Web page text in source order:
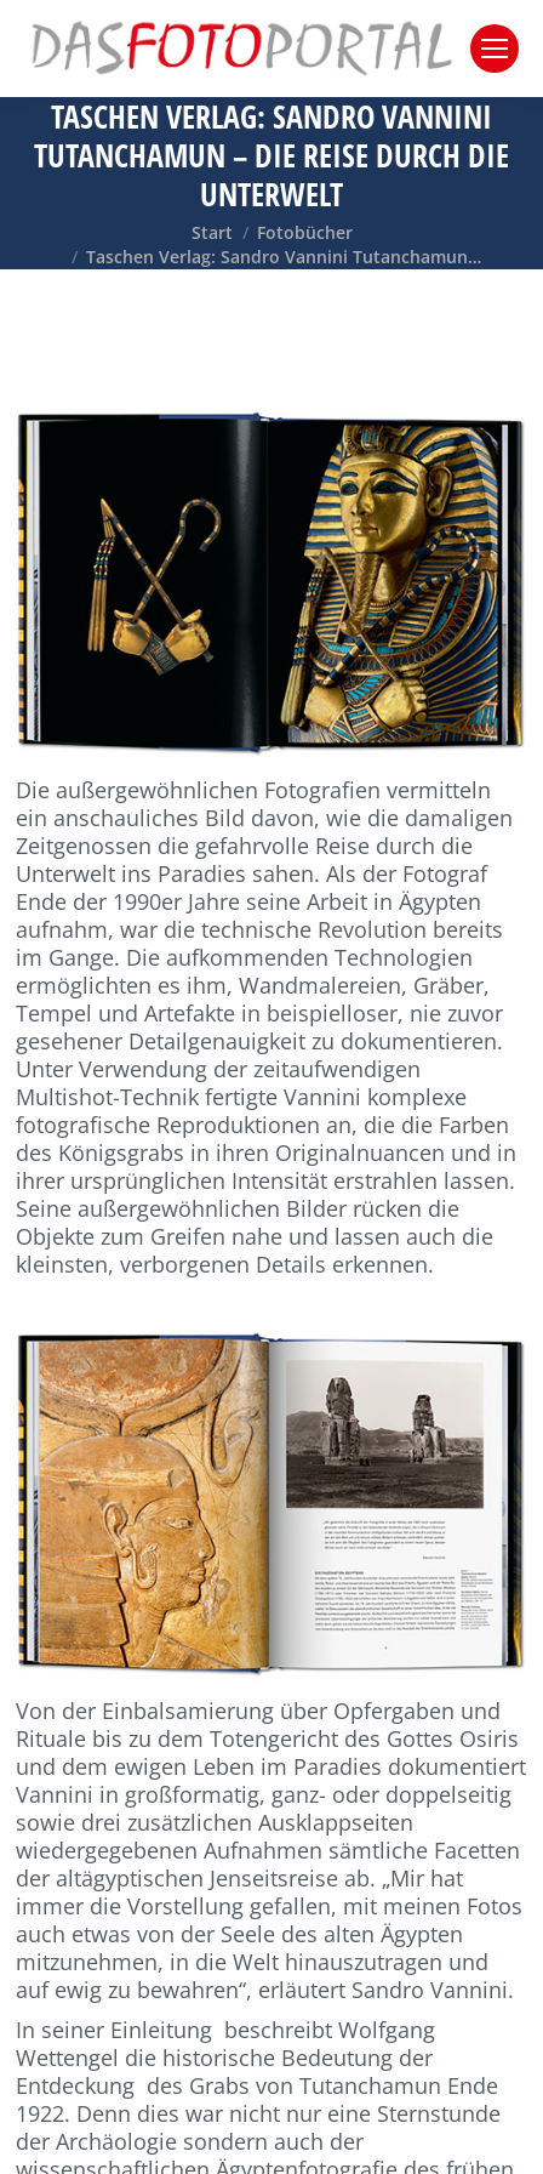
TASCHEN VERLAG: SANDRO VANNINI
TUTANCHAMUN – DIE REISE DURCH DIE
UNTERWELT
Sie befinden sich hier:
Start
Fotobücher
Taschen Verlag: Sandro Vannini Tutanchamun…
Die außergewöhnlichen Fotografien vermitteln
ein anschauliches Bild davon, wie die damaligen
Zeitgenossen die gefahrvolle Reise durch die
Unterwelt ins Paradies sahen. Als der Fotograf
Ende der 1990er Jahre seine Arbeit in Ägypten
aufnahm, war die technische Revolution bereits
im Gange. Die aufkommenden Technologien
ermöglichten es ihm, Wandmalereien, Gräber,
Tempel und Artefakte in beispielloser, nie zuvor
gesehener Detailgenauigkeit zu dokumentieren.
Unter Verwendung der zeitaufwendigen
Multishot-Technik fertigte Vannini komplexe
fotografische Reproduktionen an, die die Farben
des Königsgrabs in ihren Originalnuancen und in
ihrer ursprünglichen Intensität erstrahlen lassen.
Seine außergewöhnlichen Bilder rücken die
Objekte zum Greifen nahe und lassen auch die
kleinsten, verborgenen Details erkennen.
Von der Einbalsamierung über Opfergaben und
Rituale bis zu dem Totengericht des Gottes Osiris
und dem ewigen Leben im Paradies dokumentiert
Vannini in großformatig, ganz- oder doppelseitig
sowie drei zusätzlichen Ausklappseiten
wiedergegebenen Aufnahmen sämtliche Facetten
der altägyptischen Jenseitsreise ab. „Mir hat
immer die Vorstellung gefallen, mit meinen Fotos
auch etwas von der Seele des alten Ägypten
mitzunehmen, in die Welt hinauszutragen und
auf ewig zu bewahren“, erläutert Sandro Vannini.
In seiner Einleitung beschreibt Wolfgang
Wettengel die historische Bedeutung der
Entdeckung des Grabs von Tutanchamun Ende
1922. Denn dies war nicht nur eine Sternstunde
der Archäologie sondern auch der